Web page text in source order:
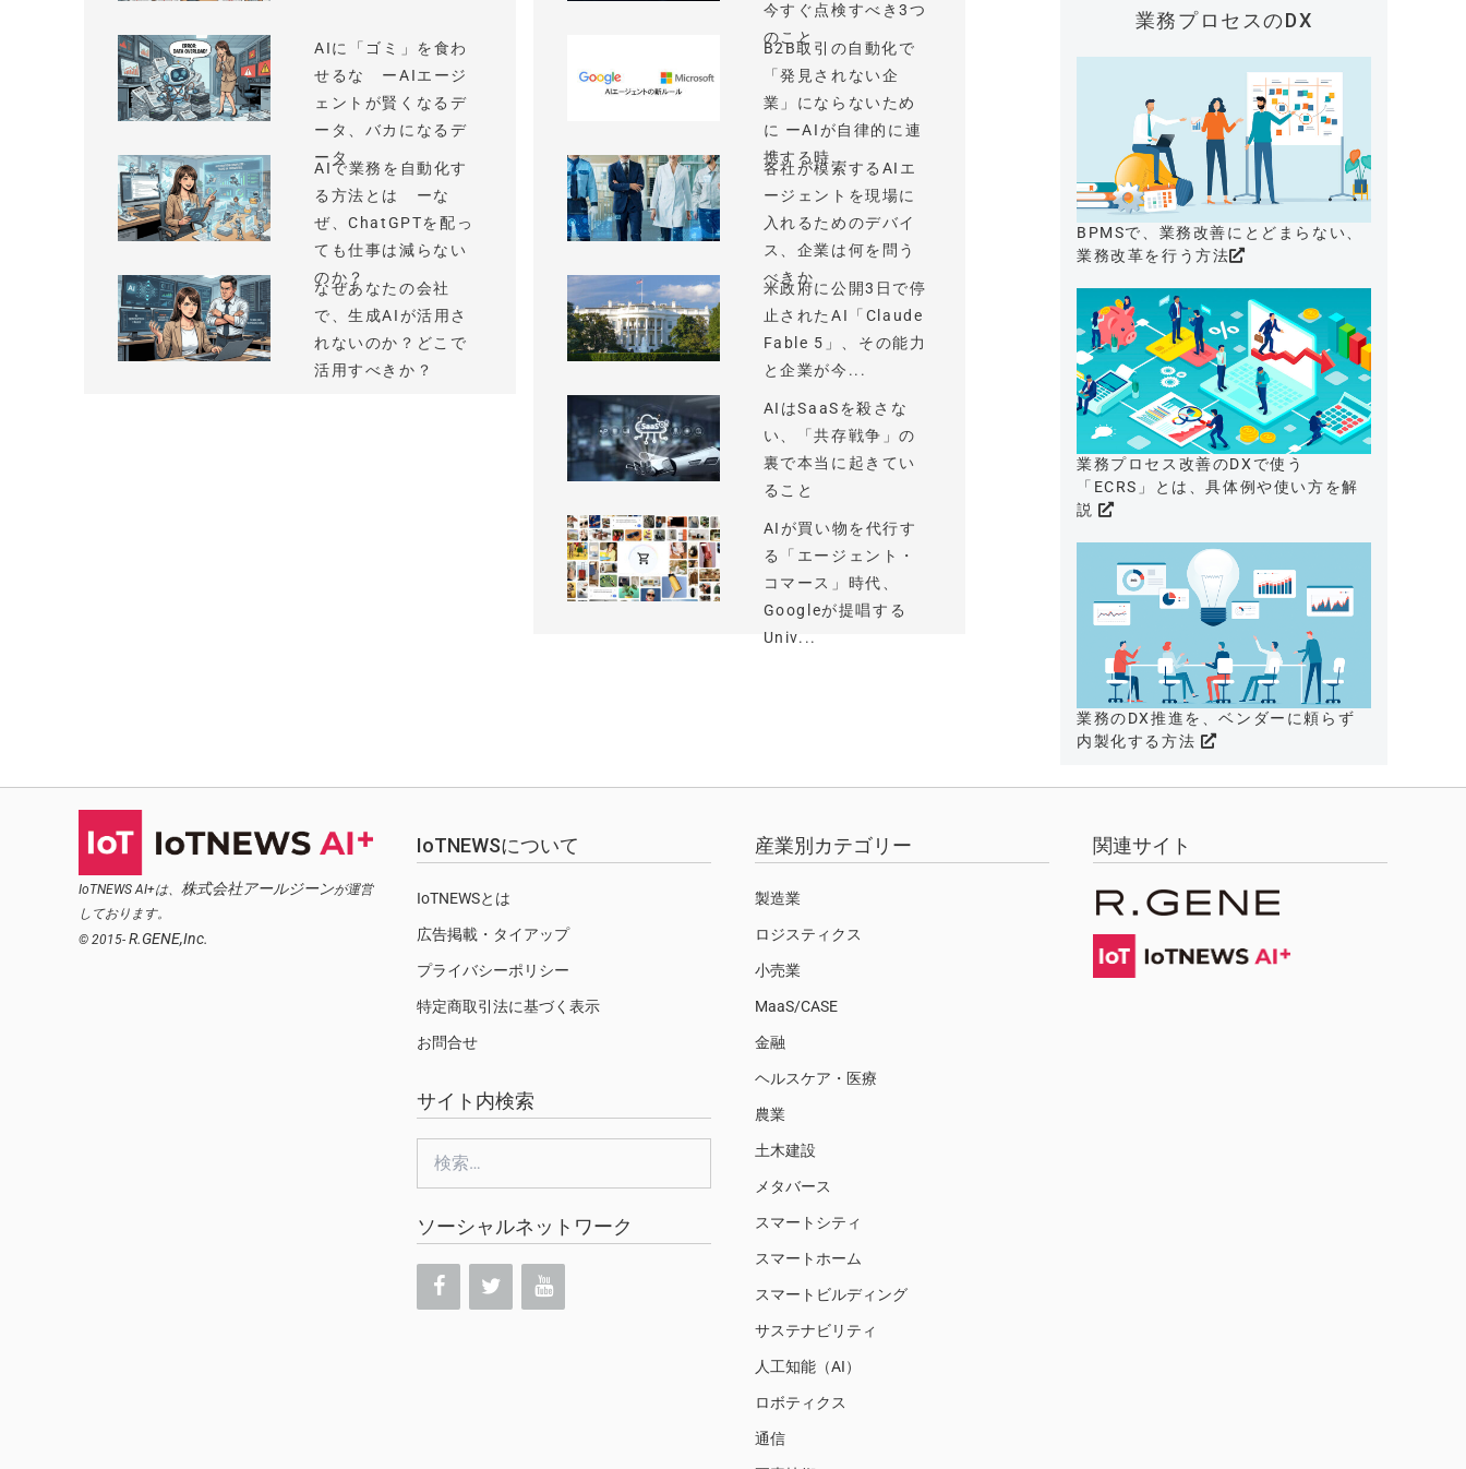
AIに「ゴミ」を食わ
せるな ーAIエージ
ェントが賢くなるデ
ータ、バカになるデ
ータ
AIで業務を自動化す
る方法とは ーな
ぜ、ChatGPTを配っ
ても仕事は減らない
のか？
なぜあなたの会社
で、生成AIが活用さ
れないのか？どこで
活用すべきか？
今すぐ点検すべき3つ
のこと
B2B取引の自動化で
「発見されない企
業」にならないため
に ーAIが自律的に連
携する時...
各社が模索するAIエ
ージェントを現場に
入れるためのデバイ
ス、企業は何を問う
べきか
米政府に公開3日で停
止されたAI「Claude
Fable 5」、その能力
と企業が今...
AIはSaaSを殺さな
い、「共存戦争」の
裏で本当に起きてい
ること
AIが買い物を代行す
る「エージェント・
コマース」時代、
Googleが提唱する
Univ...
業務プロセスのDX
BPMSで、業務改善にとどまらない、
業務改革を行う方法
業務プロセス改善のDXで使う
「ECRS」とは、具体例や使い方を解
説
業務のDX推進を、ベンダーに頼らず
内製化する方法
IoTNEWS AI+は、 株式会社アールジーンが運営
しております。
© 2015- R.GENE,Inc.
IoTNEWSについて
IoTNEWSとは
広告掲載・タイアップ
プライバシーポリシー
特定商取引法に基づく表示
お問合せ
サイト内検索
索:
ソーシャルネットワーク
産業別カテゴリー
製造業
ロジスティクス
小売業
MaaS/CASE
金融
ヘルスケア・医療
農業
土木建設
メタバース
スマートシティ
スマートホーム
スマートビルディング
サステナビリティ
人工知能（AI）
ロボティクス
通信
関連サイト